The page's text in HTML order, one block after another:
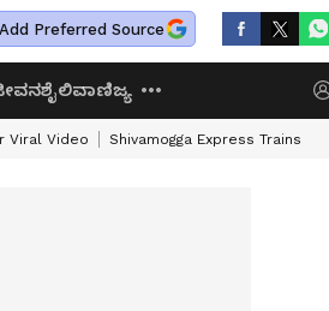
Add Preferred Source
ವಾಣಿಜ್ಯ
Viral Video Shivamogga Express Trains